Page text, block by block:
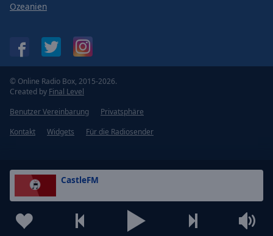
CastleFM
Ozeanien
© Online Radio Box, 2015-2026.
Created by Final Level
Benutzer Vereinbarung
Privatsphäre
Kontakt
Widgets Für die Radiosender